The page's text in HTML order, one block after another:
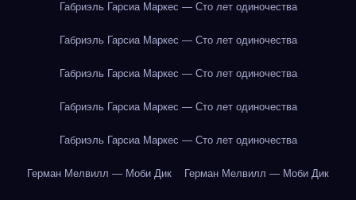
Габриэль Гарсиа Маркес — Сто лет одиночества
Габриэль Гарсиа Маркес — Сто лет одиночества
Габриэль Гарсиа Маркес — Сто лет одиночества
Габриэль Гарсиа Маркес — Сто лет одиночества
Габриэль Гарсиа Маркес — Сто лет одиночества
Герман Мелвилл — Моби Дик Герман Мелвилл — Моби Дик